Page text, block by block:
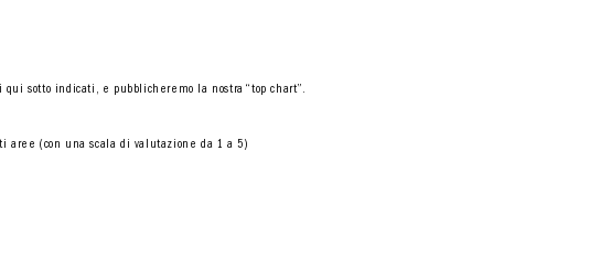
sotto indicati, e pubblicheremo la nostra “top chart”.
aree (con una scala di valutazione da 1 a 5)